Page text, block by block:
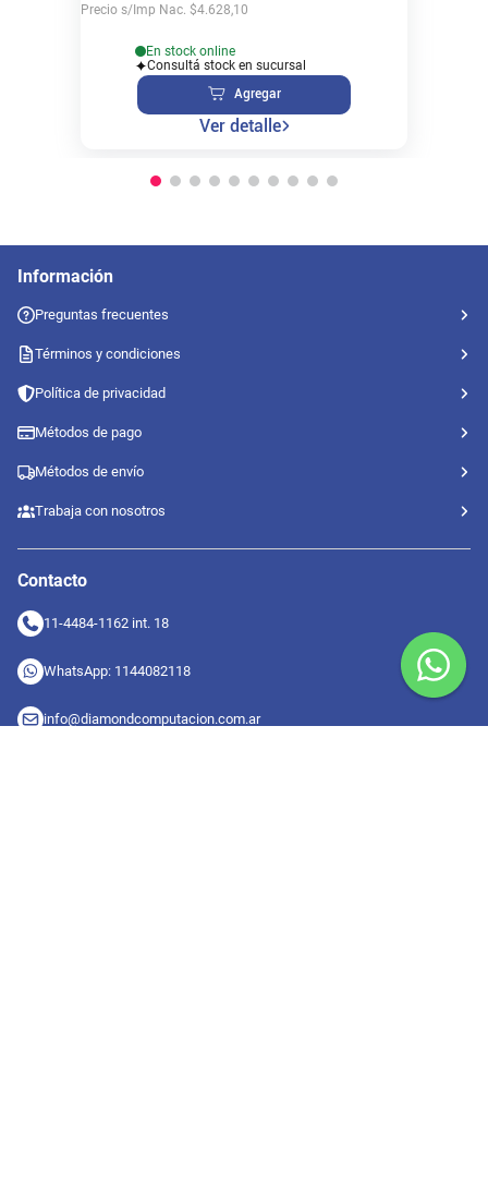
Precio s/Imp Nac. $4.628,10
En stock online
Consultá stock en sucursal
Agregar
Ver detalle
Información
Preguntas frecuentes
Términos y condiciones
Política de privacidad
Métodos de pago
Métodos de envío
Trabaja con nosotros
Contacto
11-4484-1162 int. 18
WhatsApp: 1144082118
info@diamondcomputacion.com.ar